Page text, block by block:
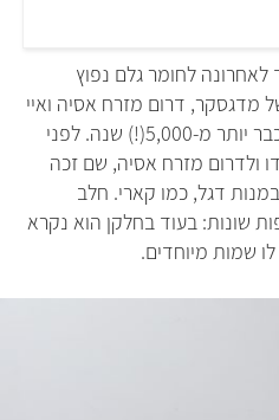
לחומר גלם נפוץ
מדגסקר, דרום מזרח אסיה ואיי
האוקיינוס השקט נהנים ממנו כבר יותר מ-5,000(!) שנה. לפני
ולדרום מזרח אסיה, שם זכה
דגל, כמו קארי. חלב
שונות: בעוד בחלקן הוא נקרא
שמות מיוחדים.